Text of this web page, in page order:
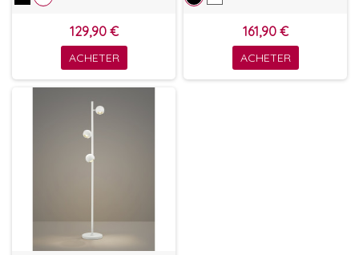
129,90 €
ACHETER
161,90 €
ACHETER